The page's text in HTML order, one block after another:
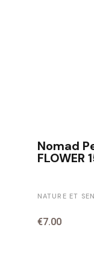
Nomad
FLOWER
NATURE ET
€7.00